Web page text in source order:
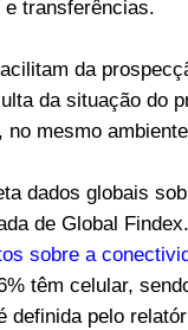
e transferências.
da
da situação do
mesmo
dados globais
de Global Findex.
sobre a
têm celular,
definida pelo